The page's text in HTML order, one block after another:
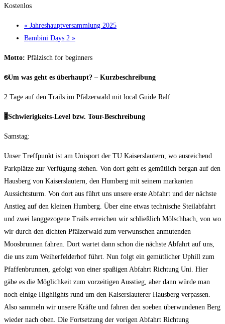
Kostenlos
« Jahreshauptversammlung 2025
Bambini Days 2 »
Motto: Pfälzisch for beginners
⎋Um was geht es überhaupt? – Kurzbeschreibung
2 Tage auf den Trails im Pfälzerwald mit local Guide Ralf
🎚️Schwierigkeits-Level bzw. Tour-Beschreibung
Samstag:
Unser Treffpunkt ist am Unisport der TU Kaiserslautern, wo ausreichend
Parkplätze zur Verfügung stehen. Von dort geht es gemütlich bergan auf den
Hausberg von Kaiserslautern, den Humberg mit seinem markanten
Aussichtsturm. Von dort aus führt uns unsere erste Abfahrt und der nächste
Anstieg auf den kleinen Humberg. Über eine etwas technische Steilabfahrt
und zwei langgezogene Trails erreichen wir schließlich Mölschbach, von wo
wir durch den dichten Pfälzerwald zum verwunschen anmutenden
Moosbrunnen fahren. Dort wartet dann schon die nächste Abfahrt auf uns,
die uns zum Weiherfelderhof führt. Nun folgt ein gemütlicher Uphill zum
Pfaffenbrunnen, gefolgt von einer spaßigen Abfahrt Richtung Uni. Hier
gäbe es die Möglichkeit zum vorzeitigen Ausstieg, aber dann würde man
noch einige Highlights rund um den Kaiserslauterer Hausberg verpassen.
Also sammeln wir unsere Kräfte und fahren den soeben überwundenen Berg
wieder nach oben. Die Fortsetzung der vorigen Abfahrt Richtung